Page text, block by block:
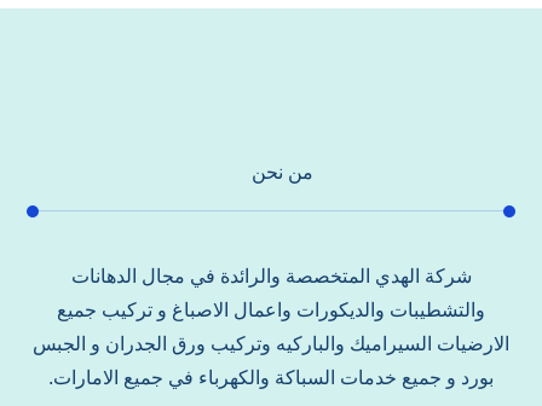
من نحن
شركة الهدي المتخصصة والرائدة في مجال الدهانات
والتشطيبات والديكورات واعمال الاصباغ و تركيب جميع
الارضيات السيراميك والباركيه وتركيب ورق الجدران و الجبس
بورد و جميع خدمات السباكة والكهرباء في جميع الامارات.